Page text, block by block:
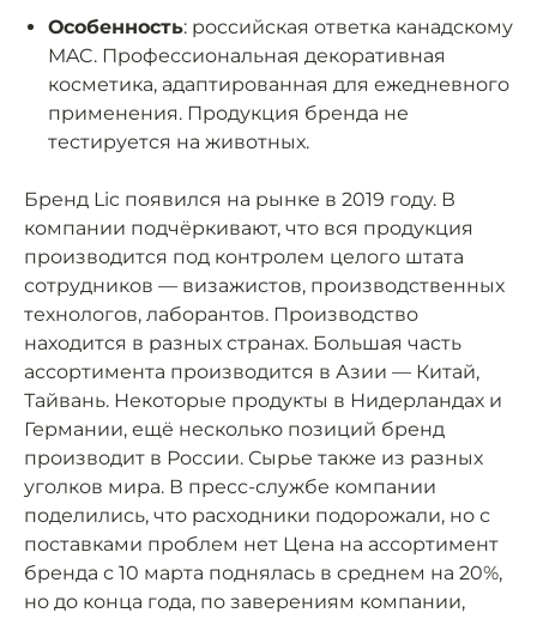
Особенность: российская ответка канадскому
MAC. Профессиональная декоративная
косметика, адаптированная для ежедневного
применения. Продукция бренда не
тестируется на животных.
Бренд Lic появился на рынке в 2019 году. В
компании подчёркивают, что вся продукция
производится под контролем целого штата
сотрудников — визажистов, производственных
технологов, лаборантов. Производство
находится в разных странах. Большая часть
ассортимента производится в Азии — Китай,
Тайвань. Некоторые продукты в Нидерландах и
Германии, ещё несколько позиций бренд
производит в России. Сырье также из разных
уголков мира. В пресс-службе компании
поделились, что расходники подорожали, но с
поставками проблем нет Цена на ассортимент
бренда с 10 марта поднялась в среднем на 20%,
но до конца года, по заверениям компании,